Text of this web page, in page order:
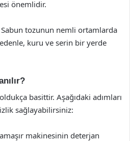
önemlidir.
tozunun nemli ortamlarda
kuru ve serin bir yerde
basittir. Aşağıdaki adımları
sağlayabilirsiniz:
makinesinin deterjan